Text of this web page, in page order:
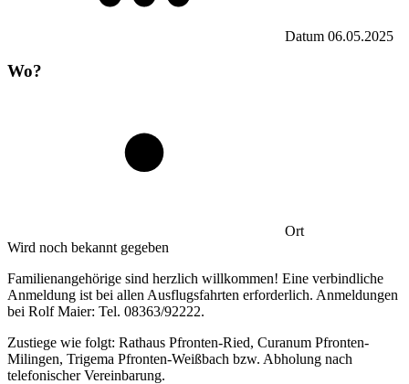
Datum 06.05.2025
Wo?
Ort
Wird noch bekannt gegeben
Familienangehörige sind herzlich willkommen! Eine verbindliche
Anmeldung ist bei allen Ausflugsfahrten erforderlich. Anmeldungen
bei Rolf Maier: Tel. 08363/92222.
Zustiege wie folgt: Rathaus Pfronten-Ried, Curanum Pfronten-
Milingen, Trigema Pfronten-Weißbach bzw. Abholung nach
telefonischer Vereinbarung.